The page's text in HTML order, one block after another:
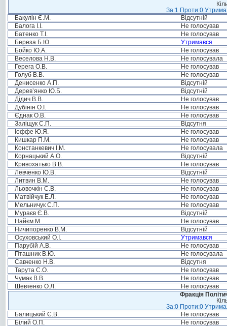
За:1 Проти:0
Бакулін Є.М.
Відсутній
Балога І.І.
Не голосував
Батенко Т.І.
Не голосував
Береза Б.Ю.
Утримався
Бойко Ю.А.
Не голосував
Веселова Н.В.
Не голосувала
Герега О.В.
Не голосував
Голуб В.В.
Не голосував
Денисенко А.П.
Відсутній
Дерев’янко Ю.Б.
Відсутній
Дідич В.В.
Не голосував
Дубінін О.І.
Не голосував
Єднак О.В.
Не голосував
Заліщук С.П.
Відсутня
Іоффе Ю.Я.
Не голосував
Кишкар П.М.
Не голосував
Констанкевич І.М.
Не голосувала
Корнацький А.О.
Відсутній
Кривохатько В.В.
Не голосував
Левченко Ю.В.
Відсутній
Литвин В.М.
Не голосував
Льовочкін С.В.
Не голосував
Матвійчук Е.Л.
Не голосував
Мельничук С.П.
Не голосував
Мураєв Є.В.
Відсутній
Найєм М. .
Не голосував
Ничипоренко В.М.
Відсутній
Осуховський О.І.
Утримався
Парубій А.В.
Не голосував
Пташник В.Ю.
Не голосувала
Савченко Н.В.
Відсутня
Тарута С.О.
Не голосував
Чумак В.В.
Не голосував
Шевченко О.Л.
Не голосував
Фракція
За:0 Проти:0
Балицький Є.В.
Не голосував
Білий О.П.
Не голосував